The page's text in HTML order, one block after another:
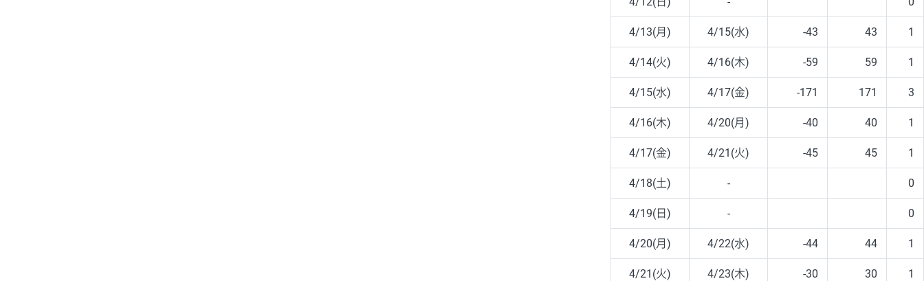
4/13(月) 4/15(水) -43 43 1
4/14(火) 4/16(木) -59 59 1
4/15(水) 4/17(金) -171 171 3
4/16(木) 4/20(月) -40 40 1
4/17(金) 4/21(火) -45 45 1
4/18(土) - 0
4/19(日) - 0
4/20(月) 4/22(水) -44 44 1
4/21(火) 4/23(木) -30 30 1